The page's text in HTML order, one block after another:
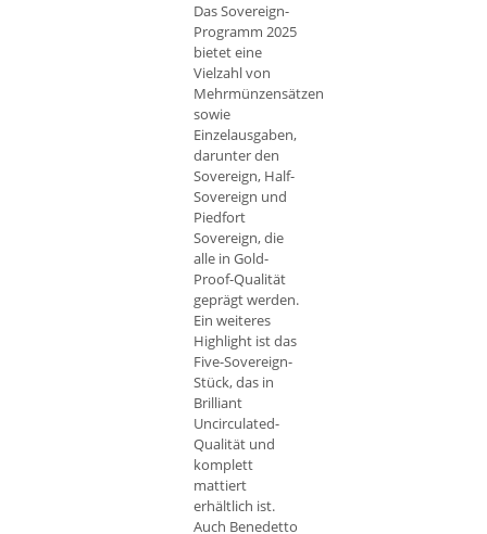
Das Sovereign-
Programm 2025
bietet eine
Vielzahl von
Mehrmünzensätzen
sowie
Einzelausgaben,
darunter den
Sovereign, Half-
Sovereign und
Piedfort
Sovereign, die
alle in Gold-
Proof-Qualität
geprägt werden.
Ein weiteres
Highlight ist das
Five-Sovereign-
Stück, das in
Brilliant
Uncirculated-
Qualität und
komplett
mattiert
erhältlich ist.
Auch Benedetto